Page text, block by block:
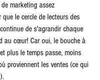
marketing assez
le cercle de lecteurs des
de s'agrandir chaque
au cœur! Car oui, le bouche à
plus le temps passe, moins
proviennent les ventes (ce qui